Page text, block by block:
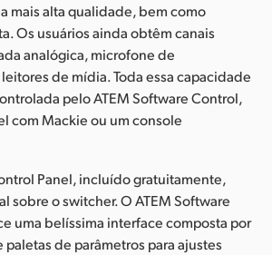
mais alta qualidade, bem como
Os usuários ainda obtêm canais
analógica, microfone de
de mídia. Toda essa capacidade
pelo ATEM Software Control,
com Mackie ou um console
Panel, incluído gratuitamente,
sobre o switcher. O ATEM Software
uma belíssima interface composta por
de parâmetros para ajustes